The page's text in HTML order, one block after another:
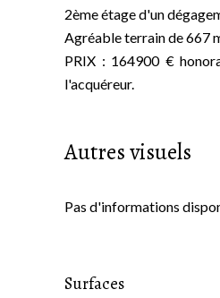
2ème étage d'un
Agréable terrain de 667
PRIX : 164900 €
l'acquéreur.
Autres visuels
Pas d'informations
Surfaces